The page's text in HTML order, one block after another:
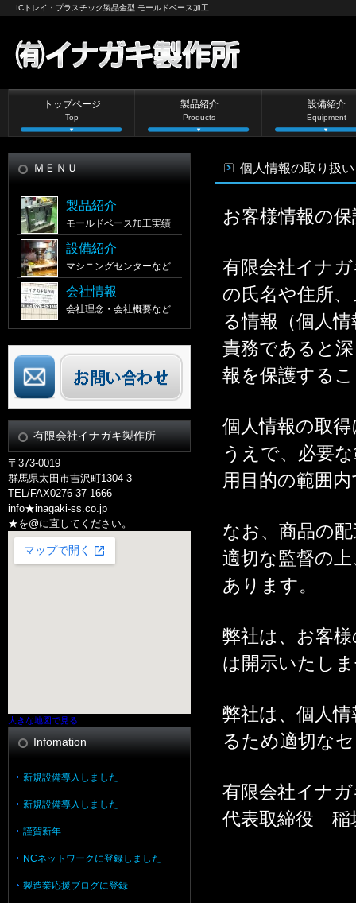
ICトレイ・プラスチック製品金型 モールドベース加工
トップページ
Top
製品紹介
Products
設備紹介
Equipment
個人情報の取り扱い
お客様情報の
有限会社イナ
の氏名や住所
る情報（個人
責務であると
報を保護する
個人情報の取
うえで、必要
用目的の範囲
なお、商品の
適切な監督の
あります。
弊社は、お客
は開示いたし
弊社は、個人
るため適切な
有限会社イナ
代表取締役
ＭＥＮＵ
製品紹介
モールドベース加工実績
設備紹介
マシニングセンターなど
会社情報
会社理念・会社概要など
有限会社イナガキ製作所
〒373-0019
群馬県太田市吉沢町1304-3
TEL/FAX0276-37-1666
info★inagaki-ss.co.jp
★を@に直してください。
大きな地図で見る
Infomation
新規設備導入しました
新規設備導入しました
謹賀新年
NCネットワークに登録しました
製造業応援ブログに登録